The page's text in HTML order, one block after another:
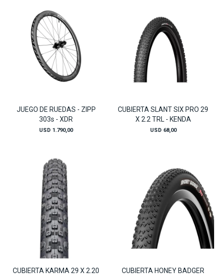
JUEGO DE RUEDAS - ZIPP
303s - XDR
USD 1.790,00
CUBIERTA SLANT SIX PRO 29
X 2.2 TRL - KENDA
USD 68,00
CUBIERTA KARMA 29 X 2.20 CUBIERTA HONEY BADGER